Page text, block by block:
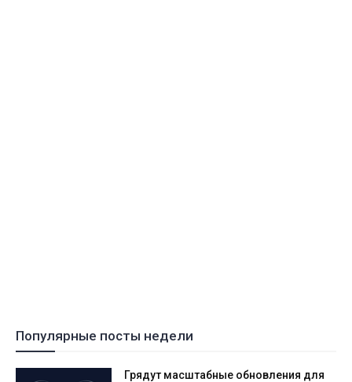
Популярные посты недели
Грядут масштабные обновления для